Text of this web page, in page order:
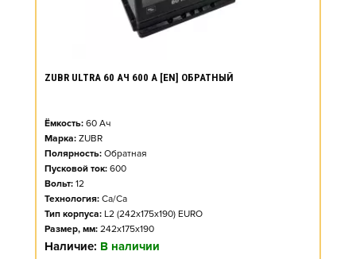
ZUBR ULTRA 60 АЧ 600 А [EN] ОБРАТНЫЙ
Ёмкость: 60 Ач
Марка: ZUBR
Полярность: Обратная
Пусковой ток: 600
Вольт: 12
Технология: Ca/Ca
Тип корпуса: L2 (242x175x190) EURO
Размер, мм: 242x175x190
Наличие: В наличии